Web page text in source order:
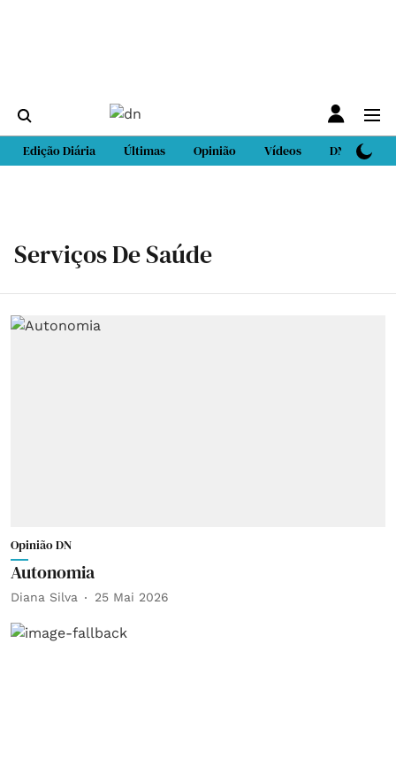
Edição Diária Últimas Opinião Vídeos DN Sport
Serviços De Saúde
Opinião DN
Autonomia
Diana Silva 25 Mai 2026